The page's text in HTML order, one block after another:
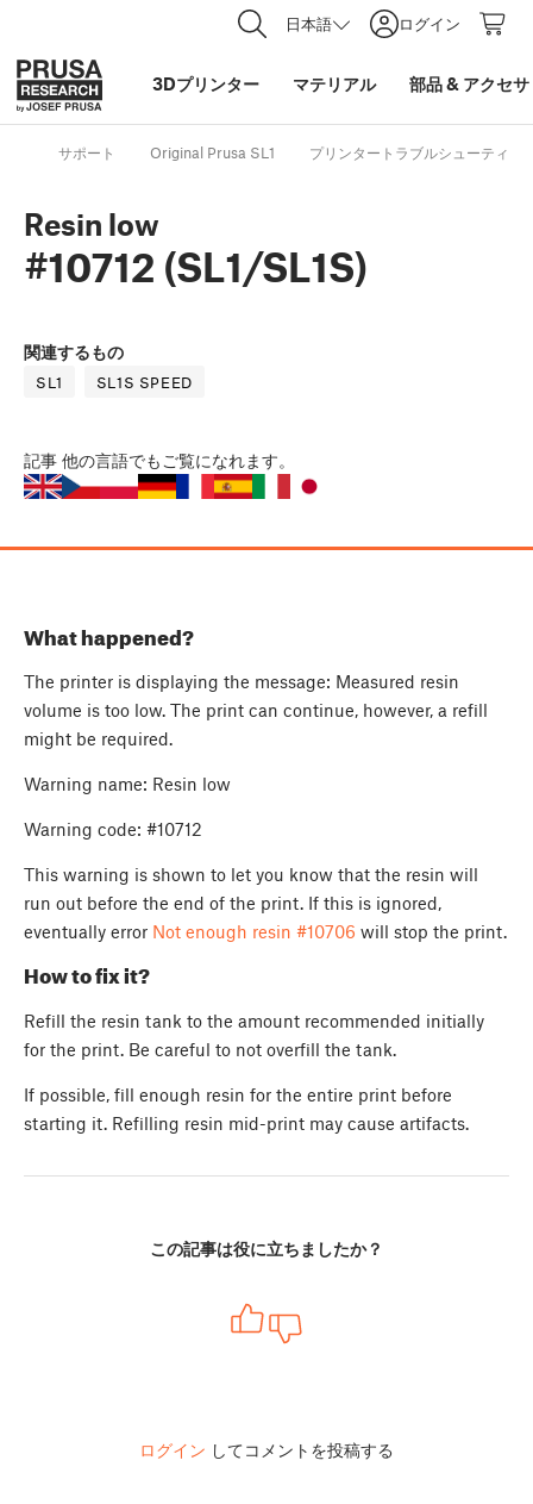
日本語 ログイン
3Dプリンター マテリアル 部品& アクセ
サポート Original Prusa SL1 プリンタートラブルシューティン
Resin low
#10712 (SL1/SL1S)
関連するもの
SL1 SL1S SPEED
記事 他の言語でもご覧になれます。
What happened?
The printer is displaying the message: Measured resin
volume is too low. The print can continue, however, a refill
might be required.
Warning name: Resin low
Warning code: #10712
This warning is shown to let you know that the resin will
run out before the end of the print. If this is ignored,
eventually error Not enough resin #10706 will stop the print.
How to fix it?
Refill the resin tank to the amount recommended initially
for the print. Be careful to not overfill the tank.
If possible, fill enough resin for the entire print before
starting it. Refilling resin mid-print may cause artifacts.
この記事は役に立ちましたか？
ログイン してコメントを投稿する